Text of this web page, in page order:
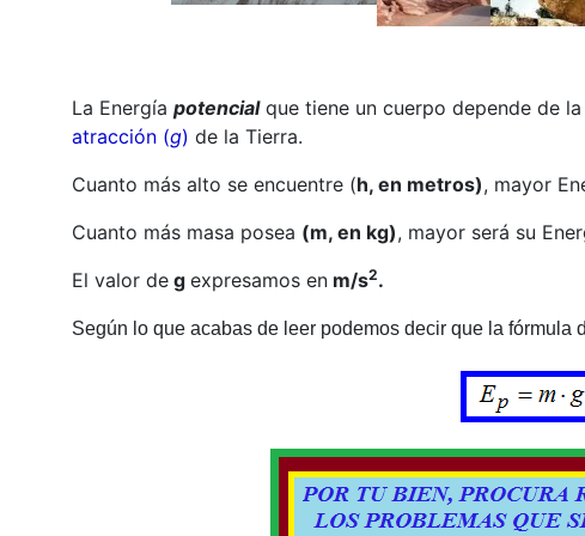
La Energía potencialque tiene un cuerpo depende de la
atracción (g) de la Tierra.
Cuanto más alto se encuentre (h, en metros), mayor
Cuanto más masa posea (m, en kg), mayor será su
El valor deg expresamos enm/s2.
Según lo que acabas de leer podemos decir que la fórmula